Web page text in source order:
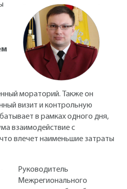
мораторий. Также он
визит и контрольную
в рамках одного дня,
взаимодействие с
влечет наименьшие затраты
Руководитель
Межрегионального